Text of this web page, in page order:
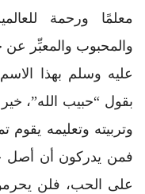
معلمًا ورحمة
والمحبوب والمعبِّر عن
عليه وسلم بهذا
بقول “حبيب الله”،
وتربيته وتعليمه يقوم
فمن يدركون أن أصل
على الحب، فلن